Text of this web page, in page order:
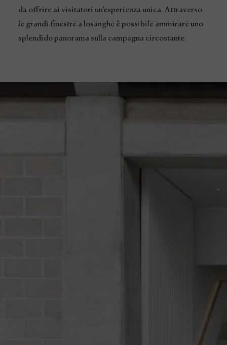
da offrire ai visitatori un’esperienza unica. Attraverso
le grandi finestre a losanghe è possibile ammirare uno
splendido panorama sulla campagna circostante.